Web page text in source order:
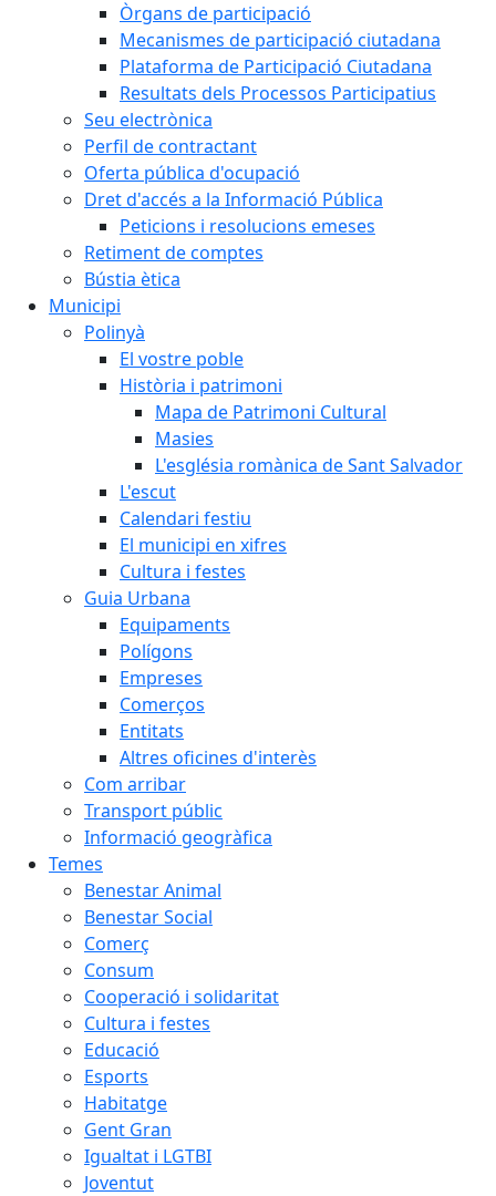
Òrgans de participació
Mecanismes de participació ciutadana
Plataforma de Participació Ciutadana
Resultats dels Processos Participatius
Seu electrònica
Perfil de contractant
Oferta pública d'ocupació
Dret d'accés a la Informació Pública
Peticions i resolucions emeses
Retiment de comptes
Bústia ètica
Municipi
Polinyà
El vostre poble
Història i patrimoni
Mapa de Patrimoni Cultural
Masies
L'església romànica de Sant Salvador
L'escut
Calendari festiu
El municipi en xifres
Cultura i festes
Guia Urbana
Equipaments
Polígons
Empreses
Comerços
Entitats
Altres oficines d'interès
Com arribar
Transport públic
Informació geogràfica
Temes
Benestar Animal
Benestar Social
Comerç
Consum
Cooperació i solidaritat
Cultura i festes
Educació
Esports
Habitatge
Gent Gran
Igualtat i LGTBI
Joventut